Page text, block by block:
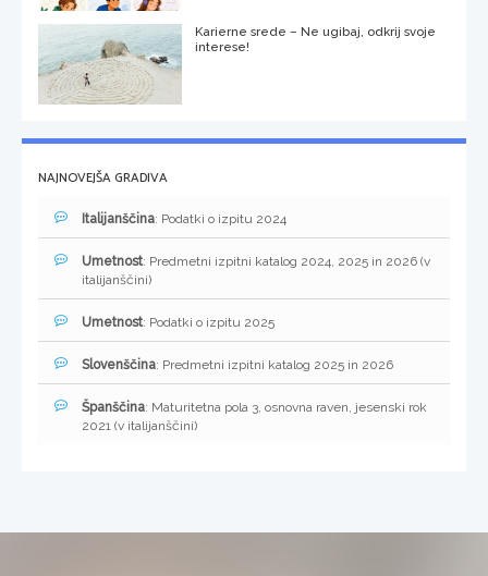
Karierne srede – Ne ugibaj, odkrij svoje
interese!
NAJNOVEJŠA GRADIVA
Italijanščina: Podatki o izpitu 2024
Umetnost: Predmetni izpitni katalog 2024, 2025 in 2026 (v
italijanščini)
Umetnost: Podatki o izpitu 2025
Slovenščina: Predmetni izpitni katalog 2025 in 2026
Španščina: Maturitetna pola 3, osnovna raven, jesenski rok
2021 (v italijanščini)